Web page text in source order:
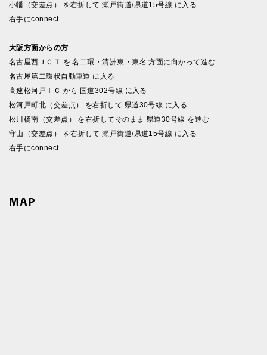
小幡（交差点） を右折して 瀬戸街道/県道15号線 に入る
右手にconnect
大阪方面からの方
名古屋西ＪＣＴ を 名二環・清洲東・東名 方面に向かって進む
名古屋第二環状自動車道 に入る
高速松河戸ＩＣ から 国道302号線 に入る
松河戸町北（交差点） を右折して 県道30号線 に入る
松川橋南（交差点） を右折してそのまま 県道30号線 を進む
守山（交差点） を右折して 瀬戸街道/県道15号線 に入る
右手にconnect
MAP